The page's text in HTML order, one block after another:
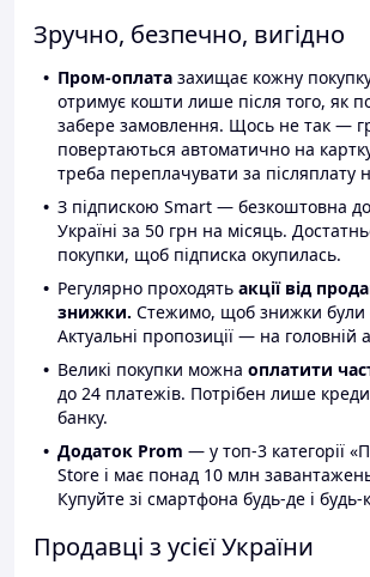
Зручно, безпечно, вигідно
Пром-оплата захищає кожну
отримує кошти лише після того, як
забере замовлення. Щось не так —
повертаються автоматично на
треба переплачувати за післяплату
З підпискою Smart — безкоштовна
Україні за 50 грн на місяць.
покупки, щоб підписка окупилась.
Регулярно проходять акції від
знижки. Стежимо, щоб знижки були
Актуальні пропозиції — на головній
Великі покупки можна оплатити
до 24 платежів. Потрібен лише
банку.
Додаток Prom — у топ-3 категорії
Store і має понад 10 млн
Купуйте зі смартфона будь-де і будь-
Продавці з усієї України